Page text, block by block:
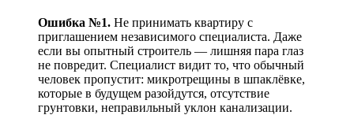
Ошибка №1. Не принимать квартиру с
приглашением независимого специалиста. Даже
если вы опытный строитель — лишняя пара глаз
не повредит. Специалист видит то, что обычный
человек пропустит: микротрещины в шпаклёвке,
которые в будущем разойдутся, отсутствие
грунтовки, неправильный уклон канализации.